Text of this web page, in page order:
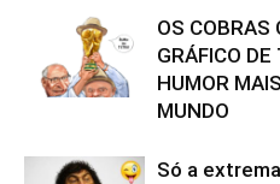
OS COBRAS
GRÁFICO
HUMOR
MUNDO
Só a